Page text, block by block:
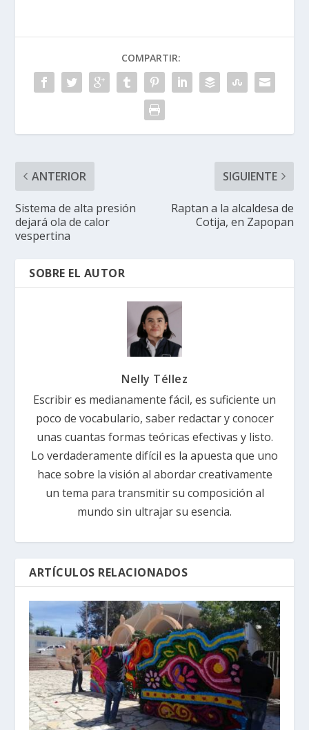
COMPARTIR:
ANTERIOR
Sistema de alta presión
dejará ola de calor
vespertina
SIGUIENTE
Raptan a la alcaldesa de
Cotija, en Zapopan
SOBRE EL AUTOR
Nelly Téllez
Escribir es medianamente fácil, es suficiente un
poco de vocabulario, saber redactar y conocer
unas cuantas formas teóricas efectivas y listo.
Lo verdaderamente difícil es la apuesta que uno
hace sobre la visión al abordar creativamente
un tema para transmitir su composición al
mundo sin ultrajar su esencia.
ARTÍCULOS RELACIONADOS